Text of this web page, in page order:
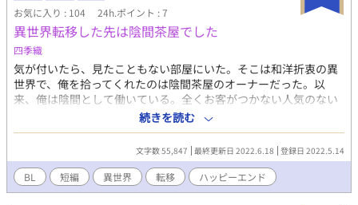
お気に入り : 104 24h.ポイント : 7
異世界転移した先は陰間茶屋でした
四季織
気が付いたら、見たこともない部屋にいた。そこは和洋折衷の異
世界で、俺を拾ってくれたのは陰間茶屋のオーナーだった。以
来、俺は陰間として働いている。全くお客がつかない人気のない
陰間だけど。 ※「異世界に来た俺の話」と同じ世界です。 ※謎解
き要素はありません。 ※ミステリー小説のネタバレのようなもの
がありますので、ご注意ください。
続きを読む
文字数 55,847 最終更新日 2022.6.18 登録日 2022.5.14
BL 短編 異世界 転移 ハッピーエンド